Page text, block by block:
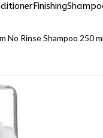
Finishing
No Rinse Shampoo 250 ml